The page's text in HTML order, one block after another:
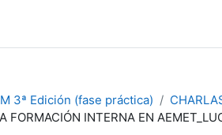
3ª Edición (fase práctica)
FORMACIÓN INTERNA EN